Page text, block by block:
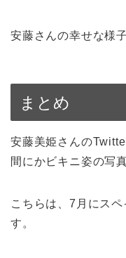
安藤さんの幸せな様
まとめ
安藤美姫さんの
間にかビキニ姿の写
こちらは、7月にス
す。